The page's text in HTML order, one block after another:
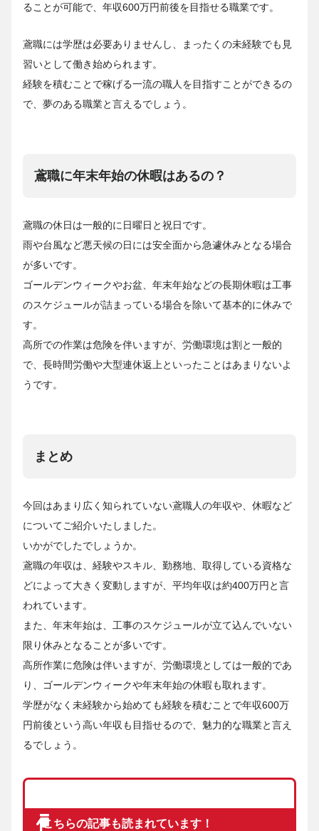
ることが可能で、年収600万円前後を目指せる職業です。
鳶職には学歴は必要ありませんし、まったくの未経験でも見
習いとして働き始められます。
経験を積むことで稼げる一流の職人を目指すことができるの
で、夢のある職業と言えるでしょう。
鳶職に年末年始の休暇はあるの？
鳶職の休日は一般的に日曜日と祝日です。
雨や台風など悪天候の日には安全面から急遽休みとなる場合
が多いです。
ゴールデンウィークやお盆、年末年始などの長期休暇は工事
のスケジュールが詰まっている場合を除いて基本的に休みで
す。
高所での作業は危険を伴いますが、労働環境は割と一般的
で、長時間労働や大型連休返上といったことはあまりないよ
うです。
まとめ
今回はあまり広く知られていない鳶職人の年収や、休暇など
についてご紹介いたしました。
いかがでしたでしょうか。
鳶職の年収は、経験やスキル、勤務地、取得している資格な
どによって大きく変動しますが、平均年収は約400万円 と言
われています。
また、年末年始は、工事のスケジュールが立て込んでいない
限り休みとなることが多いです。
高所作業に危険は伴いますが、労働環境としては一般的であ
り、ゴールデンウィークや年末年始の休暇も取れます。
学歴がなく未経験から始めても経験を積むことで年収600万
円前後という高い年収も目指せるので、魅力的な職業と言え
るでしょう。
こちらの記事も読まれています！